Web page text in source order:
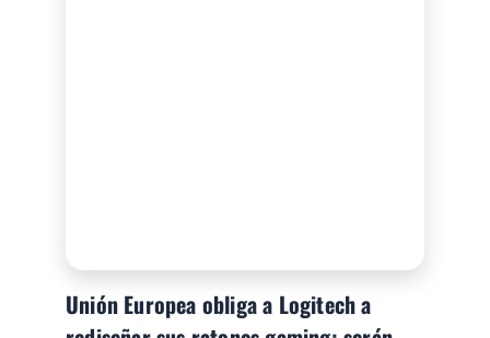
Unión Europea obliga a Logitech a